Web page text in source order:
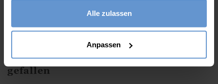
Alle zulassen
Anpassen
Diese Artikel könnten Ihnen auch
gefallen